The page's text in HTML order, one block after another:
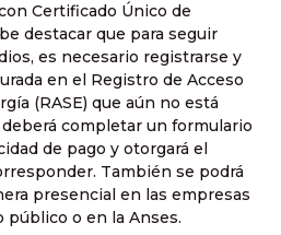
Certificado Único de
destacar que para seguir
es necesario registrarse y
en el Registro de Acceso
(RASE) que aún no está
completar un formulario
de pago y otorgará el
También se podrá
presencial en las empresas
público o en la Anses.